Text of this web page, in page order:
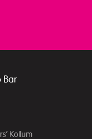
Bar
Kollum